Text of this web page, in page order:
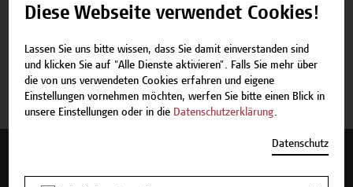
Beschreibung
Termine und Anmeldung
Diese Webseite verwendet Cookies!
Lassen Sie uns bitte wissen, dass Sie damit einverstanden sind
und klicken Sie auf "Alle Dienste aktivieren". Falls Sie mehr über
die von uns verwendeten Cookies erfahren und eigene
Einstellungen vornehmen möchten, werfen Sie bitte einen Blick in
unsere Einstellungen oder in die Datenschutzerklärung.
Datenschutz